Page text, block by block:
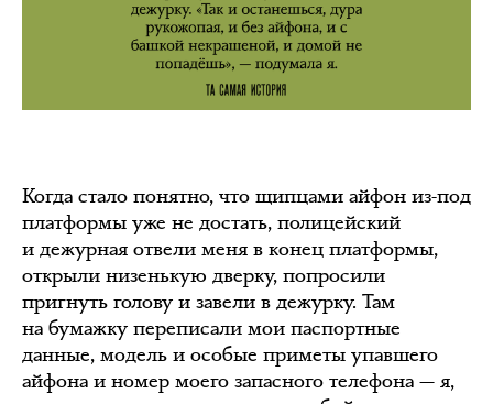
Когда стало понятно, что щипцами айфон из-под
платформы уже не достать, полицейский
и дежурная отвели меня в конец платформы,
открыли низенькую дверку, попросили
пригнуть голову и завели в дежурку. Там
на бумажку переписали мои паспортные
данные, модель и особые приметы упавшего
айфона и номер моего запасного телефона — я,